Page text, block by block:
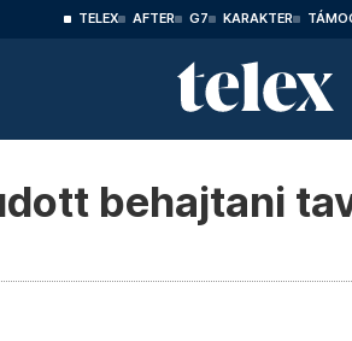
TELEX AFTER G7 KARAKTER
behajtani